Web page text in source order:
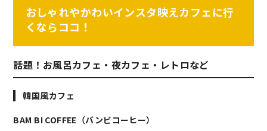
おしゃれやかわいインスタ映えカフェに行
くならココ！
話題！お風呂カフェ・夜カフェ・レトロなど
韓国風カフェ
BAM BI COFFEE（バンビコーヒー）